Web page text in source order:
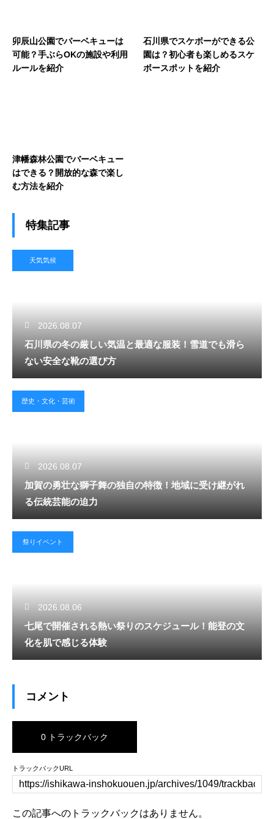
卯辰山公園でバーベキューは
可能？手ぶらOKの施設や利用
ルールを紹介
石川県でスケボーができる公
園は？初心者も楽しめるスケ
ボースポットを紹介
津幡森林公園でバーベキュー
はできる？開放的な森で楽し
む方法を紹介
特集記事
天気気候
2026.08.07
石川県の冬の厳しい気温と最適な服装！雪道でも滑ら
ない安全な靴の選び方
歴史・文化・芸術
2026.08.07
加賀の勇壮な獅子舞の独自の特徴！地域に受け継がれ
る伝統芸能の迫力
祭りイベント
2026.08.06
七尾で開催される熱い祭りのスケジュール！能登の文
化を肌で感じる体験
コメント
0 トラックバック
トラックバックURL
この記事へのトラックバックはありません。